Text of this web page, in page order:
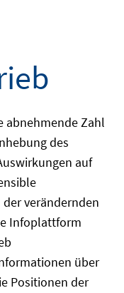
abnehmende Zahl
des
auf
verändernden
Infoplattform
über
Positionen der